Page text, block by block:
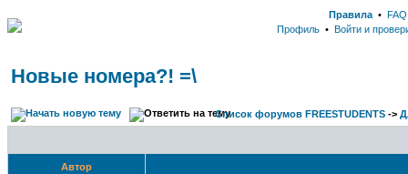
Правила • FAQ
Профиль • Войти и
Новые номера?! =\
Список форумов FREESTUDENTS ->
Автор